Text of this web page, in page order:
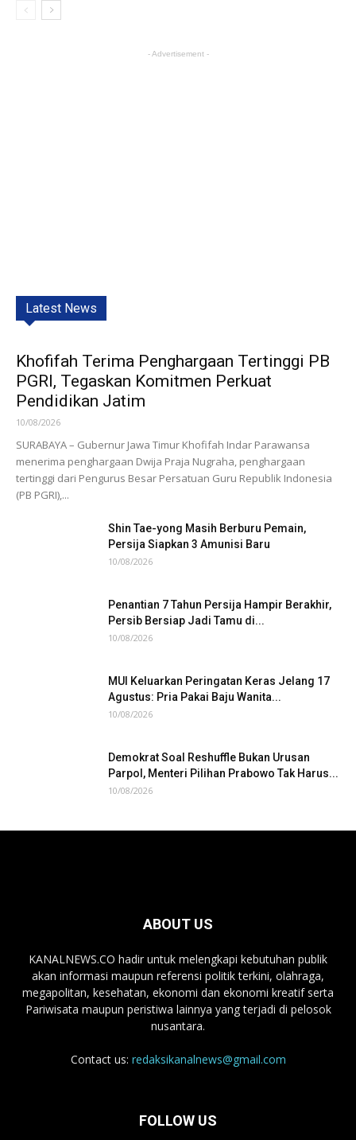
- Advertisement -
Latest News
Khofifah Terima Penghargaan Tertinggi PB
PGRI, Tegaskan Komitmen Perkuat
Pendidikan Jatim
10/08/2026
SURABAYA – Gubernur Jawa Timur Khofifah Indar Parawansa
menerima penghargaan Dwija Praja Nugraha, penghargaan
tertinggi dari Pengurus Besar Persatuan Guru Republik Indonesia
(PB PGRI),...
Shin Tae-yong Masih Berburu Pemain,
Persija Siapkan 3 Amunisi Baru
10/08/2026
Penantian 7 Tahun Persija Hampir Berakhir,
Persib Bersiap Jadi Tamu di...
10/08/2026
MUI Keluarkan Peringatan Keras Jelang 17
Agustus: Pria Pakai Baju Wanita...
10/08/2026
Demokrat Soal Reshuffle Bukan Urusan
Parpol, Menteri Pilihan Prabowo Tak Harus...
10/08/2026
ABOUT US
KANALNEWS.CO hadir untuk melengkapi kebutuhan publik
akan informasi maupun referensi politik terkini, olahraga,
megapolitan, kesehatan, ekonomi dan ekonomi kreatif serta
Pariwisata maupun peristiwa lainnya yang terjadi di pelosok
nusantara.
Contact us: redaksikanalnews@gmail.com
FOLLOW US